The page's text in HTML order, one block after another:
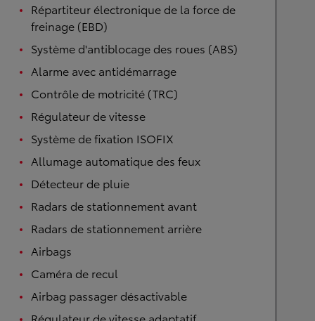
Répartiteur électronique de la force de
freinage (EBD)
Système d'antiblocage des roues (ABS)
Alarme avec antidémarrage
Contrôle de motricité (TRC)
Régulateur de vitesse
Système de fixation ISOFIX
Allumage automatique des feux
Détecteur de pluie
Radars de stationnement avant
Radars de stationnement arrière
Airbags
Caméra de recul
Airbag passager désactivable